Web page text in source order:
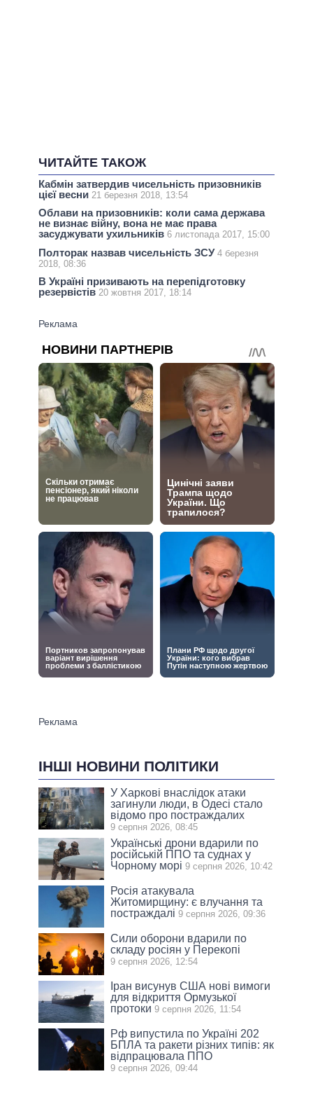
ЧИТАЙТЕ ТАКОЖ
Кабмін затвердив чисельність призовників
цієї весни 21 березня 2018, 13:54
Облави на призовників: коли сама держава
не визнає війну, вона не має права
засуджувати ухильників 6 листопада 2017, 15:00
Полторак назвав чисельність ЗСУ 4 березня
2018, 08:36
В Україні призивають на перепідготовку
резервістів 20 жовтня 2017, 18:14
ІНШІ НОВИНИ ПОЛІТИКИ
У Харкові внаслідок атаки
загинули люди, в Одесі стало
відомо про постраждалих
9 серпня 2026, 08:45
Українські дрони вдарили по
російській ППО та суднах у
Чорному морі 9 серпня 2026, 10:42
Росія атакувала
Житомирщину: є влучання та
постраждалі 9 серпня 2026, 09:36
Сили оборони вдарили по
складу росіян у Перекопі
9 серпня 2026, 12:54
Іран висунув США нові вимоги
для відкриття Ормузької
протоки 9 серпня 2026, 11:54
Рф випустила по Україні 202
БПЛА та ракети різних типів: як
відпрацювала ППО
9 серпня 2026, 09:44